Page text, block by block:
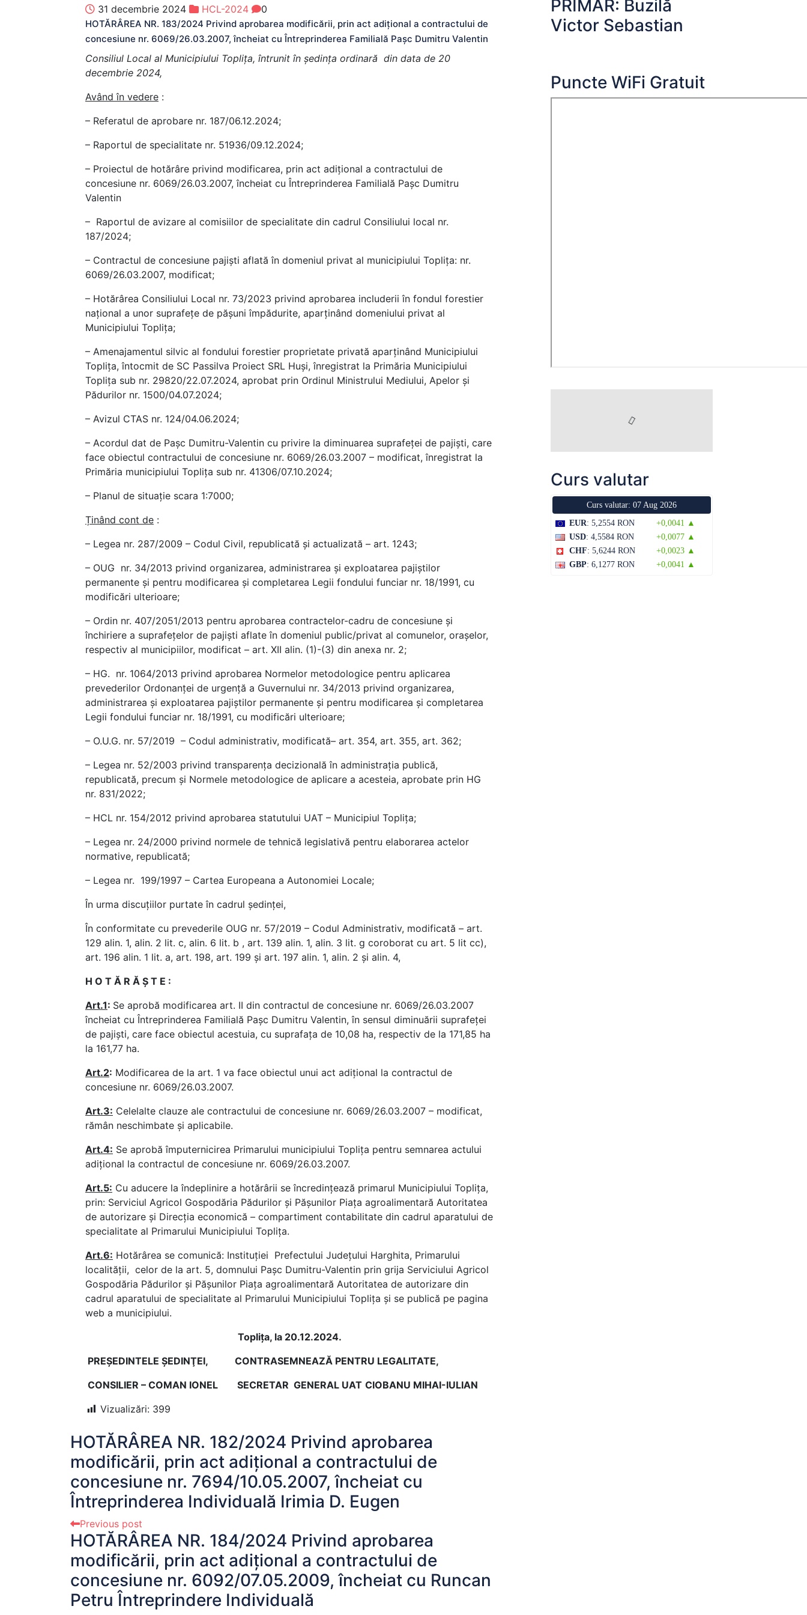
31 decembrie 2024 HCL-2024 0
HOTĂRÂREA NR. 183/2024 Privind aprobarea modificării, prin act adițional a contractului de
concesiune nr. 6069/26.03.2007, încheiat cu Întreprinderea Familială Pașc Dumitru Valentin
Consiliul Local al Municipiului Topliţa, întrunit în şedinţa ordinară din data de 20
decembrie 2024,
Având în vedere :
– Referatul de aprobare nr. 187/06.12.2024;
– Raportul de specialitate nr. 51936/09.12.2024;
– Proiectul de hotărâre privind modificarea, prin act adițional a contractului de
concesiune nr. 6069/26.03.2007, încheiat cu Întreprinderea Familială Pașc Dumitru
Valentin
– Raportul de avizare al comisiilor de specialitate din cadrul Consiliului local nr.
187/2024;
– Contractul de concesiune pajiști aflată în domeniul privat al municipiului Toplița: nr.
6069/26.03.2007, modificat;
– Hotărârea Consiliului Local nr. 73/2023 privind aprobarea includerii în fondul forestier
național a unor suprafețe de pășuni împădurite, aparținând domeniului privat al
Municipiului Toplița;
– Amenajamentul silvic al fondului forestier proprietate privată aparținând Municipiului
Toplița, întocmit de SC Passilva Proiect SRL Huși, înregistrat la Primăria Municipiului
Toplița sub nr. 29820/22.07.2024, aprobat prin Ordinul Ministrului Mediului, Apelor și
Pădurilor nr. 1500/04.07.2024;
– Avizul CTAS nr. 124/04.06.2024;
– Acordul dat de Pașc Dumitru-Valentin cu privire la diminuarea suprafeței de pajiști, care
face obiectul contractului de concesiune nr. 6069/26.03.2007 – modificat, înregistrat la
Primăria municipiului Toplița sub nr. 41306/07.10.2024;
– Planul de situație scara 1:7000;
Ținând cont de :
– Legea nr. 287/2009 – Codul Civil, republicată și actualizată – art. 1243;
– OUG nr. 34/2013 privind organizarea, administrarea şi exploatarea pajiştilor
permanente şi pentru modificarea şi completarea Legii fondului funciar nr. 18/1991, cu
modificări ulterioare;
– Ordin nr. 407/2051/2013 pentru aprobarea contractelor-cadru de concesiune şi
închiriere a suprafeţelor de pajişti aflate în domeniul public/privat al comunelor, oraşelor,
respectiv al municipiilor, modificat – art. XII alin. (1)-(3) din anexa nr. 2;
– HG. nr. 1064/2013 privind aprobarea Normelor metodologice pentru aplicarea
prevederilor Ordonanţei de urgenţă a Guvernului nr. 34/2013 privind organizarea,
administrarea şi exploatarea pajiştilor permanente şi pentru modificarea şi completarea
Legii fondului funciar nr. 18/1991, cu modificări ulterioare;
– O.U.G. nr. 57/2019 – Codul administrativ, modificată– art. 354, art. 355, art. 362;
– Legea nr. 52/2003 privind transparența decizională în administraţia publică,
republicată, precum și Normele metodologice de aplicare a acesteia, aprobate prin HG
nr. 831/2022;
– HCL nr. 154/2012 privind aprobarea statutului UAT – Municipiul Topliţa;
– Legea nr. 24/2000 privind normele de tehnică legislativă pentru elaborarea actelor
normative, republicată;
– Legea nr. 199/1997 – Cartea Europeana a Autonomiei Locale;
În urma discuțiilor purtate în cadrul ședinței,
În conformitate cu prevederile OUG nr. 57/2019 – Codul Administrativ, modificată – art.
129 alin. 1, alin. 2 lit. c, alin. 6 lit. b , art. 139 alin. 1, alin. 3 lit. g coroborat cu art. 5 lit cc),
art. 196 alin. 1 lit. a, art. 198, art. 199 și art. 197 alin. 1, alin. 2 și alin. 4,
H O T Ă R Ă Ş T E :
Art.1: Se aprobă modificarea art. II din contractul de concesiune nr. 6069/26.03.2007
încheiat cu Întreprinderea Familială Pașc Dumitru Valentin, în sensul diminuării suprafeței
de pajiști, care face obiectul acestuia, cu suprafața de 10,08 ha, respectiv de la 171,85 ha
la 161,77 ha.
Art.2: Modificarea de la art. 1 va face obiectul unui act adițional la contractul de
concesiune nr. 6069/26.03.2007.
Art.3: Celelalte clauze ale contractului de concesiune nr. 6069/26.03.2007 – modificat,
rămân neschimbate și aplicabile.
Art.4: Se aprobă împuternicirea Primarului municipiului Toplița pentru semnarea actului
adițional la contractul de concesiune nr. 6069/26.03.2007.
Art.5: Cu aducere la îndeplinire a hotărârii se încredinţează primarul Municipiului Topliţa,
prin: Serviciul Agricol Gospodăria Pădurilor și Pășunilor Piața agroalimentară Autoritatea
de autorizare și Direcția economică – compartiment contabilitate din cadrul aparatului de
specialitate al Primarului Municipiului Toplița.
Art.6: Hotărârea se comunică: Instituţiei Prefectului Judeţului Harghita, Primarului
localităţii, celor de la art. 5, domnului Pașc Dumitru-Valentin prin grija Serviciului Agricol
Gospodăria Pădurilor și Pășunilor Piața agroalimentară Autoritatea de autorizare din
cadrul aparatului de specialitate al Primarului Municipiului Toplița şi se publică pe pagina
web a municipiului.
Topliţa, la 20.12.2024.
PREŞEDINTELE ŞEDINŢEI, CONTRASEMNEAZĂ PENTRU LEGALITATE,
CONSILIER – COMAN IONEL
SECRETAR GENERAL UAT CIOBANU MIHAI-IULIAN
Vizualizări: 399
HOTĂRÂREA NR. 182/2024 Privind aprobarea
modificării, prin act adițional a contractului de
concesiune nr. 7694/10.05.2007, încheiat cu
Întreprinderea Individuală Irimia D. Eugen
Previous post
HOTĂRÂREA NR. 184/2024 Privind aprobarea
modificării, prin act adițional a contractului de
concesiune nr. 6092/07.05.2009, încheiat cu Runcan
Petru Întreprindere Individuală
PRIMAR: Buzilă
Victor Sebastian
Puncte WiFi Gratuit
Curs valutar
Curs valutar: 07 Aug 2026
EUR: 5,2554 RON
+0,0041 ▲
USD: 4,5584 RON
+0,0077 ▲
CHF: 5,6244 RON
+0,0023 ▲
GBP: 6,1277 RON +0,0041 ▲